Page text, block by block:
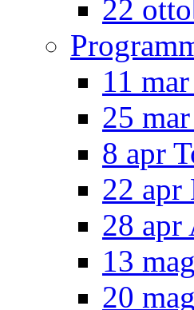
22
11
25
8 apr
22 apr
28 apr
13
20